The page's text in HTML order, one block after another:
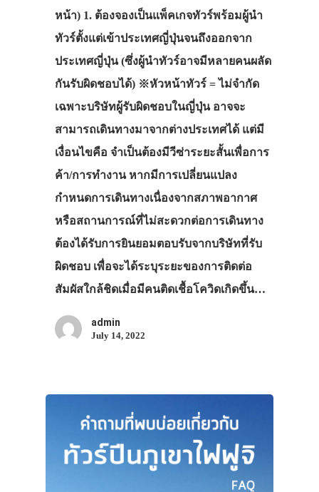
หน้า) 1. ต้องจองเป็นแพ็คเกจทัวร์พร้อมผู้นำ
ทัวร์ตั้งแต่เข้าประเทศญี่ปุ่นจนถึงออกจาก
ประเทศญี่ปุ่น (ซึ่งผู้นำทัวร์อาจมีหลายคนผลัด
กันรับผิดชอบได้) ※หัวหน้าทัวร์ = ไม่จำกัด
เฉพาะบริษัทผู้รับผิดชอบในญี่ปุ่น อาจจะ
สามารถเดินทางมาจากต่างประเทศได้ แต่มี
เงื่อนไขคือ จำเป็นต้องมีวีซ่าระยะสั้นเพื่อการ
ค้า/การทำงาน หากมีการเปลี่ยนแปลง
กำหนดการเดินทางเนื่องจากสภาพอากาศ
หรือสถานการณ์ที่ไม่สะดวกต่อการเดินทาง
ต้องได้รับการยินยอมตอบรับจากบริษัทที่รับ
ผิดชอบ เพื่อจะได้ระบุระยะของการติดต่อ
สัมผัสใกล้ชิดเมื่อมีคนติดเชื้อโควิดเกิดขึ้น…
admin
July 14, 2022
ประเทศญี่ปุ่น
เที่ยวญี่ปุ่นด้ว
ทัวร์
ที่พัก
สาระน่ารู้
VIDEO